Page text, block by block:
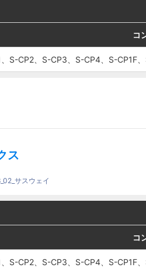
、S-
、S-
コ
、S-CP2、S-CP3、S-CP4、S-CP1F
、S-
、S-
コ
、S-CP2、S-CP3、S-CP4、S-CP1F
ス
サスウェイ
、S-
コ
、S-CP2、S-CP3、S-CP4、S-CP1F
、S-
コ
、S-CP2、S-CP3、S-CP4、S-CP1F